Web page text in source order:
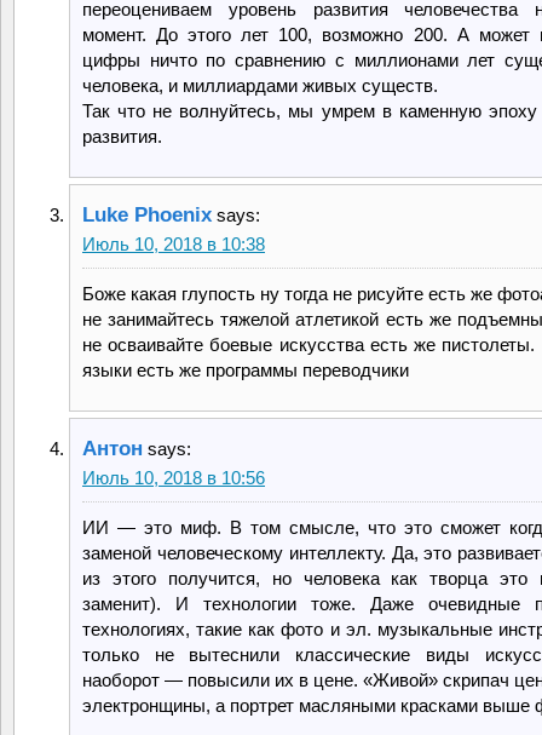
переоцениваем уровень развития человечества
момент. До этого лет 100, возможно 200. А может
цифры ничто по сравнению с миллионами лет
человека, и миллиардами живых существ.
Так что не волнуйтесь, мы умрем в каменную эпоху
развития.
Luke Phoenix says:
Июль 10, 2018 в 10:38
Боже какая глупость ну тогда не рисуйте есть же
не занимайтесь тяжелой атлетикой есть же
не осваивайте боевые искусства есть же
языки есть же программы переводчики
Антон says:
Июль 10, 2018 в 10:56
ИИ — это миф. В том смысле, что это сможет
заменой человеческому интеллекту. Да, это
из этого получится, но человека как творца это
заменит). И технологии тоже. Даже очевидные
технологиях, такие как фото и эл. музыкальные
только не вытеснили классические виды
наоборот — повысили их в цене. «Живой» скрипач
электронщины, а портрет масляными красками выше